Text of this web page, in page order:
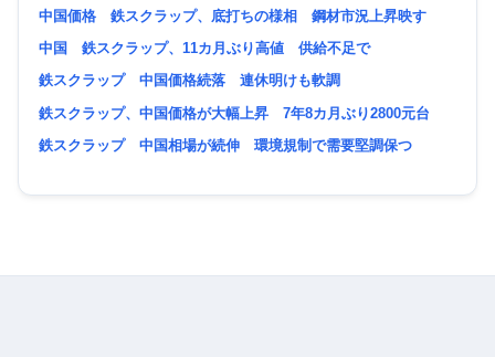
中国価格 鉄スクラップ、底打ちの様相 鋼材市況上昇映す
中国 鉄スクラップ、11カ月ぶり高値 供給不足で
鉄スクラップ 中国価格続落 連休明けも軟調
鉄スクラップ、中国価格が大幅上昇 7年8カ月ぶり2800元台
鉄スクラップ 中国相場が続伸 環境規制で需要堅調保つ